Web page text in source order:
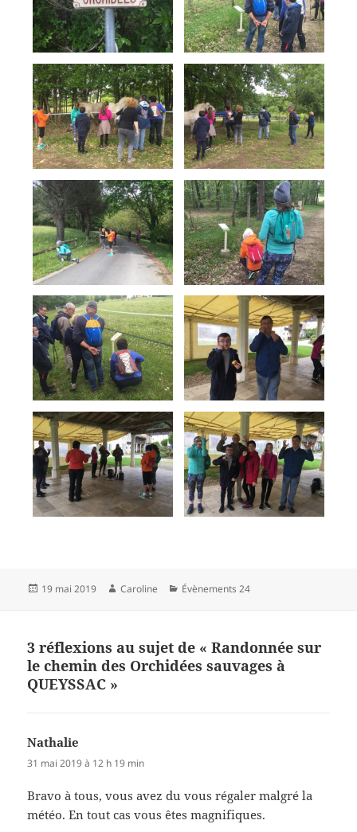
Publié
19 mai 2019 Auteur
Caroline Catégories
Évènements 24
3 réflexions au sujet de « Randonnée sur
le chemin des Orchidées sauvages à
QUEYSSAC »
Nathalie
31 mai 2019 à 12 h 19 min
Bravo à tous, vous avez du vous régaler malgré la
météo. En tout cas vous êtes magnifiques.